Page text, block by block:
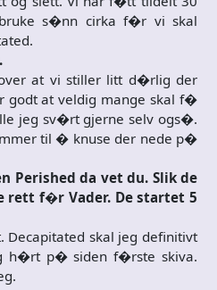
s�nn cirka f�r vi skal
at vi stiller litt d�rlig der
godt at veldig mange skal f�
jeg sv�rt gjerne selv ogs�.
til � knuse der nede p�
Perished da vet du. Slik de
rett f�r Vader. De startet 5
Decapitated skal jeg definitivt
h�rt p� siden f�rste skiva.